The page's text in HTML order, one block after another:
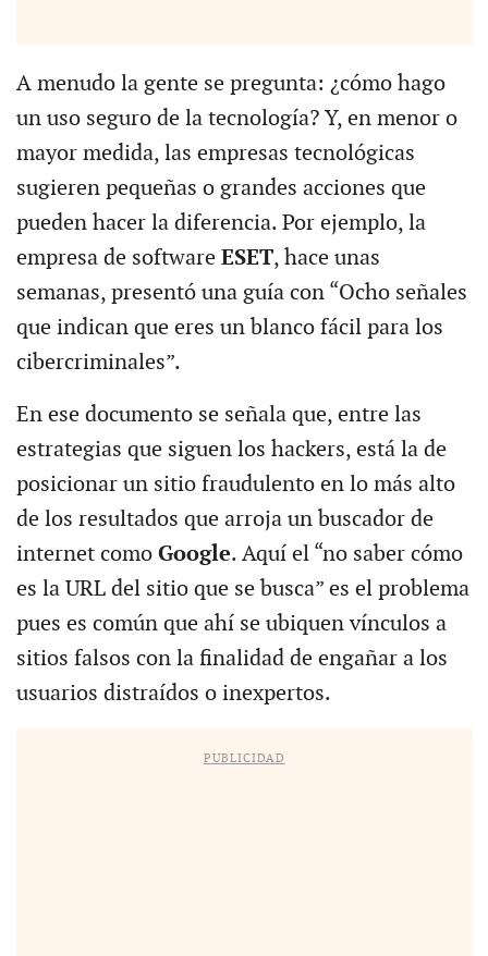
A menudo la gente se pregunta: ¿cómo hago
un uso seguro de la tecnología? Y, en menor o
mayor medida, las empresas tecnológicas
sugieren pequeñas o grandes acciones que
pueden hacer la diferencia. Por ejemplo, la
empresa de software ESET, hace unas
semanas, presentó una guía con “Ocho señales
que indican que eres un blanco fácil para los
cibercriminales”.
En ese documento se señala que, entre las
estrategias que siguen los hackers, está la de
posicionar un sitio fraudulento en lo más alto
de los resultados que arroja un buscador de
internet como Google. Aquí el “no saber cómo
es la URL del sitio que se busca” es el problema
pues es común que ahí se ubiquen vínculos a
sitios falsos con la finalidad de engañar a los
usuarios distraídos o inexpertos.
PUBLICIDAD